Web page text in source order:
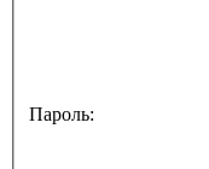
Пароль: